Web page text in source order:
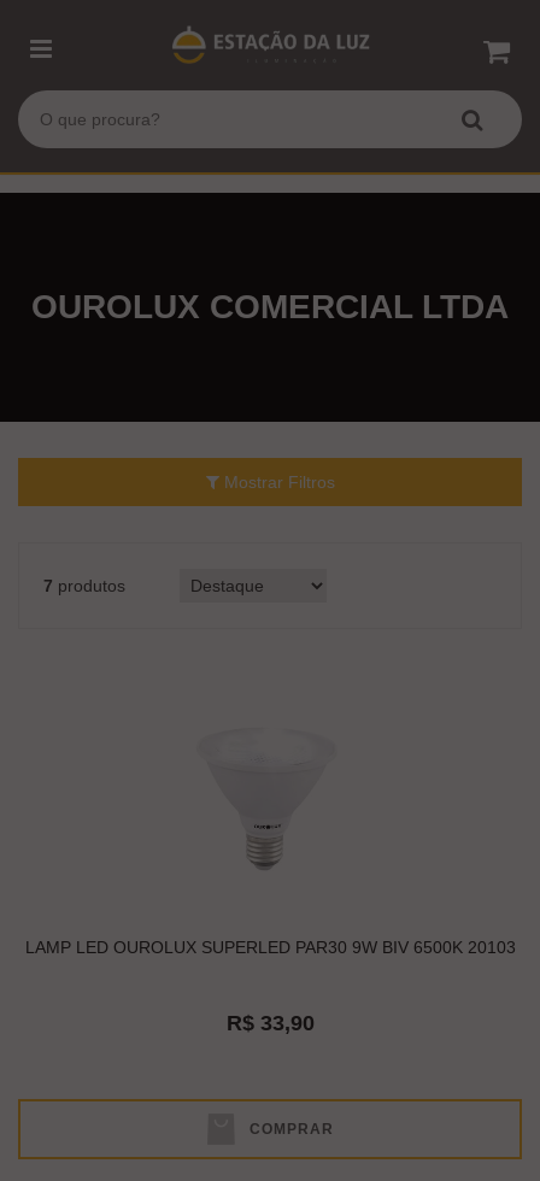
OUROLUX COMERCIAL LTDA
Mostrar Filtros
7 produtos
LAMP LED OUROLUX SUPERLED PAR30 9W BIV 6500K 20103
R$ 33,90
COMPRAR